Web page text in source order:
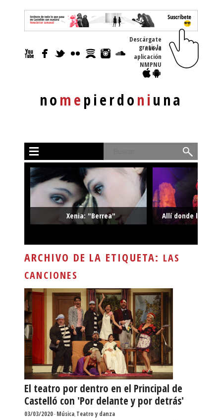
nomepierdoniuna
Descárgate
gratis la nueva
aplicación
NMPNU
Xenia: "Berrea" Allí donde la
ARCHIVO DE LA ETIQUETA: LAS
CANCIONES
El teatro por dentro en el Principal de
Castelló con 'Por delante y por detrás'
03/03/2020-Música,Teatro y danza